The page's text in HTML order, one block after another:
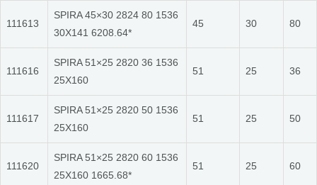
111613
SPIRA 45×30 2824 80 1536
30X141 6208.64*
45 30 80
111616
SPIRA 51×25 2820 36 1536
25X160
51 25 36
111617
SPIRA 51×25 2820 50 1536
25X160
51 25 50
111620
SPIRA 51×25 2820 60 1536
25X160 1665.68*
51 25 60